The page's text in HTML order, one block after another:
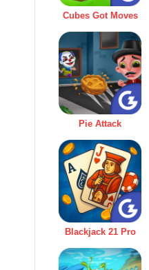
Cubes Got Moves
Pie Attack
Blackjack 21 Pro